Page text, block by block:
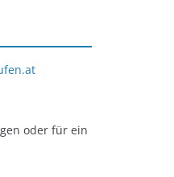
oder für ein